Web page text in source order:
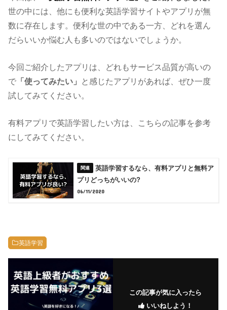
世の中には、他にも便利な英語学習サイトやアプリが無
数に存在します。便利な世の中である一方、どれを選ん
だらいいか悩む人も多いのではないでしょうか。
今回ご紹介したアプリは、どれもサービス品質が高いの
で 「使ってみたい」
と感じたアプリがあれば、ぜひ一度
試してみてください。
有料アプリで英語学習したい方は、こちらの記事を参考
にしてみてください。
英語学習するなら、有料アプリと無料ア
プリどっちがいいの?
06/11/2020
英語学習
この記事が気に入ったら
いいねしよう！